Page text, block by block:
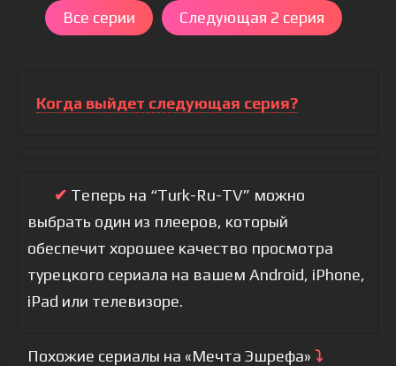
Все серии Следующая 2 серия
Когда выйдет следующая серия?
✔ Теперь на “Turk-Ru-TV” можно
выбрать один из плееров, который
обеспечит хорошее качество просмотра
турецкого сериала на вашем Android, iPhone,
iPad или телевизоре.
Похожие сериалы на «Мечта Эшрефа» ⤵